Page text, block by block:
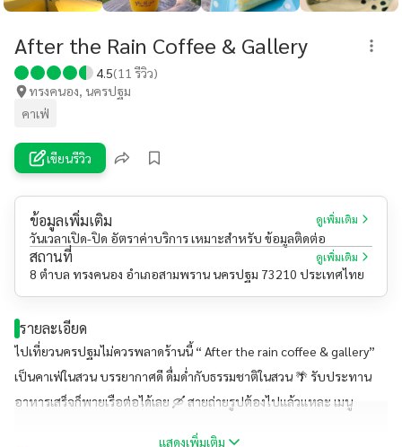
After the Rain Coffee & Gallery
4.5(11 รีวิว)
ทรงคนอง, นครปฐม
คาเฟ่
เขียนรีวิว
ข้อมูลเพิ่มเติม ดูเพิ่มเติม
วันเวลาเปิด-ปิด อัตราค่าบริการ เหมาะสำหรับ ข้อมูลติดต่อ
สถานที่ ดูเพิ่มเติม
8 ตำบล ทรงคนอง อำเภอสามพราน นครปฐม 73210 ประเทศไทย
รายละเอียด
ไปเที่ยวนครปฐมไม่ควรพลาดร้านนี้ “ After the rain coffee & gallery”
เป็นคาเฟ่ในสวน บรรยากาศดี ดื่มด่ำกับธรรมชาติในสวน 🌴 รับประทาน
อาหารเสร็จก็พายเรือต่อได้เลย 🛶 สายถ่ายรูปต้องไปแล้วแหละ เมนู
แสดงเพิ่มเติม